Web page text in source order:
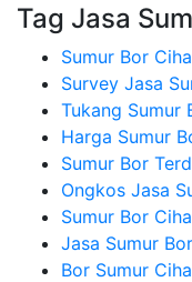
Tag Jasa
Sumur Bor
Survey Jasa
Tukang Sumur
Harga Sumur
Sumur Bor
Ongkos Jasa
Sumur Bor
Jasa Sumur
Bor Sumur